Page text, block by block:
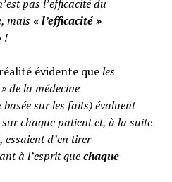
pas l’efficacité du
mais «l’efficacité »
!
évidente queles
de la médecine
sur les faits) évaluent
chaque patient et, à la suite
essaient d’en tirer
à l’esprit quechaque